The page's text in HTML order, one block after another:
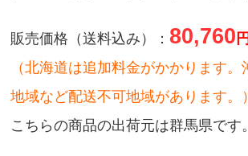
販売価格（送料込み）： 80,760
（北海道は追加料金がかかります
地域など配送不可地域があります。
こちらの商品の出荷元は群馬県です